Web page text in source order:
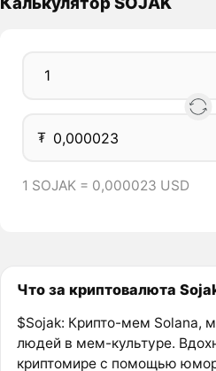
₮
1 SOJAK = 0,000023 USD
Что за криптовалюта
$Sojak: Крипто-мем Solana,
людей в мем-культуре.
криптомире с помощью